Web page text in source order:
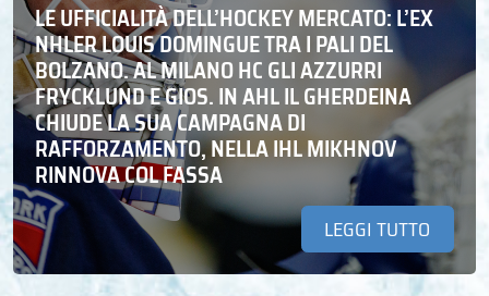
LE UFFICIALITÀ DELL’HOCKEY MERCATO: L’EX
NHLER LOUIS DOMINGUE TRA I PALI DEL
BOLZANO. AL MILANO HC GLI AZZURRI
FRYCKLUND E GIOS. IN AHL IL GHERDEINA
CHIUDE LA SUA CAMPAGNA DI
RAFFORZAMENTO, NELLA IHL MIKHNOV
RINNOVA COL FASSA
LEGGI TUTTO